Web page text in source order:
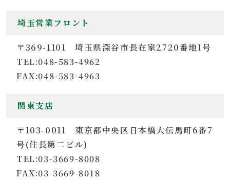
埼玉営業フロント
〒369-1101 埼玉県深谷市長在家2720番地1号
TEL:048-583-4962
FAX:048-583-4963
関東支店
〒103-0011 東京都中央区日本橋大伝馬町6番7
号(住長第二ビル)
TEL:03-3669-8008
FAX:03-3669-8018